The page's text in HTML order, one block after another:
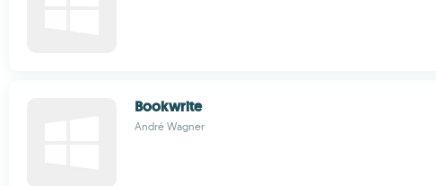
Bookwrite
André Wagner